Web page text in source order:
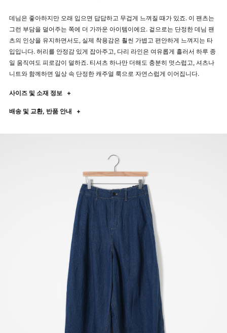
데님은 좋아하지만 오래 입으면 답답하고 무겁게 느껴질 때가 있죠. 이 팬츠는
그런 부담을 덜어주는 쪽에 더 가까운 아이템이에요. 겉으로는 단정한 데님 팬
츠의 인상을 유지하면서도, 실제 착용감은 훨씬 가볍고 편안하게 느껴지는 타
입입니다. 허리를 안정감 있게 잡아주고, 다리 라인은 여유롭게 흘러서 하루 종
일 움직여도 피로감이 덜하죠. 티셔츠 하나만 더해도 충분히 멋스럽고, 셔츠나
니트와 함께하면 일상 속 단정한 캐주얼 룩으로 자연스럽게 이어집니다.
사이즈 및 소재 정보 +
배송 및 교환, 반품 안내 +